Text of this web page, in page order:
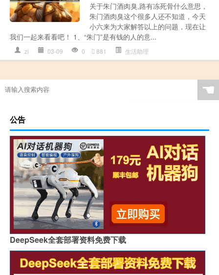
关于朱门酒肉臭,路有冻死骨什么意思，
朱门酒肉臭这个很多人还不知道，今天
小六来为大家解答以上的问题，现在让
我们一起来看看吧！ 1、“朱门”是有钱的人的意...
zl 03-09 0 881 生活助理
☚
公告
DeepSeek全套部署资料免费下载